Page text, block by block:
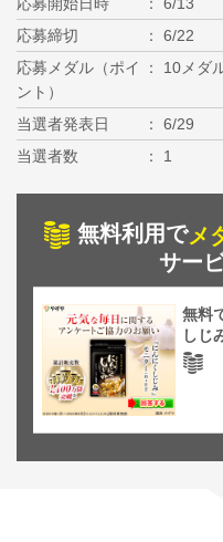
応募開始日時
6/13
応募締切
6/22
応募メダル（ポイ
ント）
10メダ
当選者発表日
6/29
当選者数
1
無料利用でメ
サー
無料
しじ